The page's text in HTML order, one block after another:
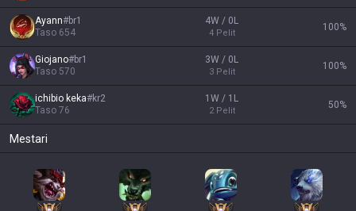
Ayann#br1
Taso 654
4W / 0L
4 Pelit
100%
Giojano#br1
Taso 570
3W / 0L
3 Pelit
100%
ichibio keka#kr2
Taso 76
1W / 1L
2 Pelit
50%
Mestari